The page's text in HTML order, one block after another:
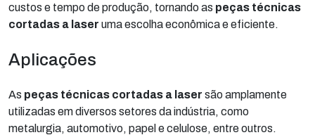
custos e tempo de produção, tornando as peças técnicas
cortadas a laser uma escolha econômica e eficiente.
Aplicações
As peças técnicas cortadas a laser são amplamente
utilizadas em diversos setores da indústria, como
metalurgia, automotivo, papel e celulose, entre outros.